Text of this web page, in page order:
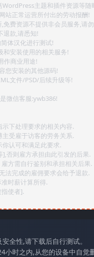
主题和插件资源等随
站正常运营所付出的劳动报酬!
费资源不提供非会员服务,请
退款,请悉知!
体汉化进行测试!
安装使用的相关服务!
作商业用途!
您安装的其他源码!
文件/PSD/后续升级等!
微信客服:ywb386!
下处理要求的相关内容.
受雇于访客的劳务关系.
认可和满足此要求.
否则雇方承担由此引发的后果.
方需自行鉴别和承担相关后果.
法完成的雇佣要求会给予退款.
时薪计算所得.
使者].
全性,请下载后自行测试。
时之内,从您的设备中自觉